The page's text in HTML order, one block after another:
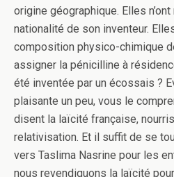
origine géographique. Elles
nationalité de son inventeur.
composition physico-chimique
assigner la pénicilline à
été inventée par un écossais ?
plaisante un peu, vous le
disent la laïcité française,
relativisation. Et il suffit de se
vers Taslima Nasrine pour les
nous revendiquons la laïcité